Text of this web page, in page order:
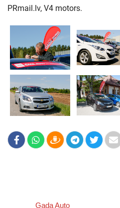
PRmail.lv, V4 motors.
Gada Auto